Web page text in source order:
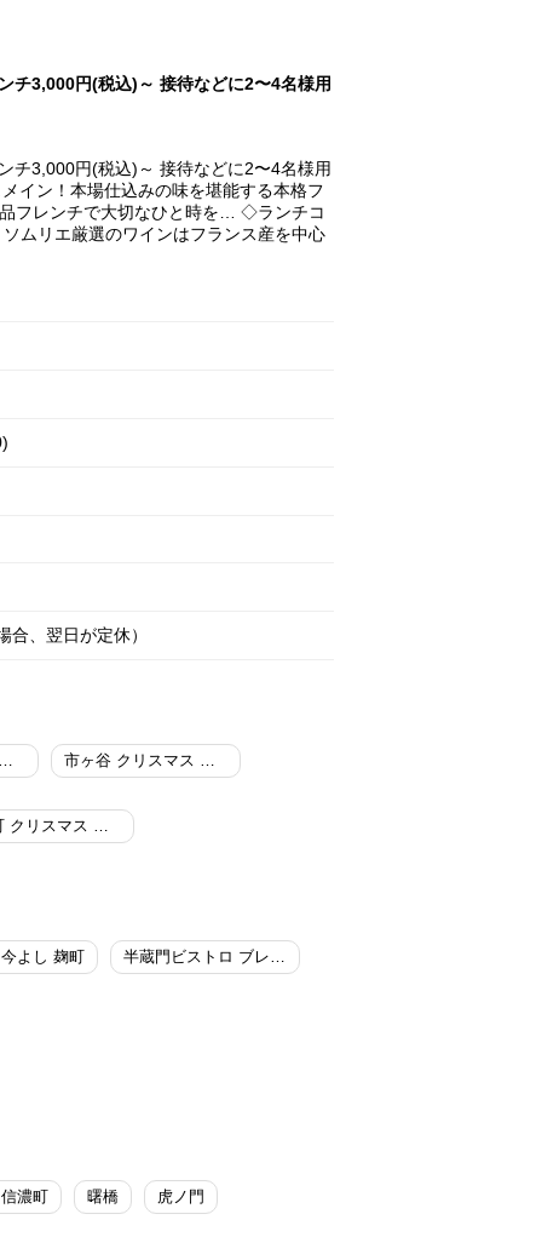
チ3,000円(税込)～ 接待などに2〜4名様用
チ3,000円(税込)～ 接待などに2〜4名様用
イン！本場仕込みの味を堪能する本格フ
フレンチで大切なひと時を… ◇ランチコ
ムリエ厳選のワインはフランス産を中心
、翌日が定休）
永田町 クリスマス ディナー 市ヶ谷 クリスマス ディナー
信濃町 クリスマス ディナー
よし 麹町 半蔵門ビストロ ブレインストーミング
信濃町 曙橋 虎ノ門